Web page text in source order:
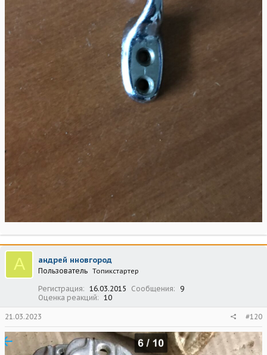
А андрей нновгород
Пользователь Топикстартер
Регистрация 16.03.2015 Сообщения
9
Оценка реакций
10
21.03.2023 #120